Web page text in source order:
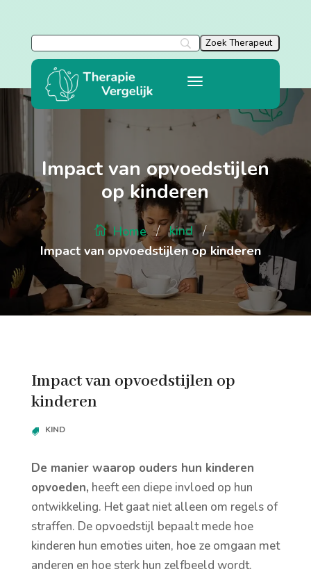
Impact van opvoedstijlen
op kinderen
Home / kind /
Impact van opvoedstijlen op kinderen
Impact van opvoedstijlen op
kinderen
KIND
De manier waarop ouders hun kinderen
opvoeden, heeft een diepe invloed op hun
ontwikkeling. Het gaat niet alleen om regels of
straffen. De opvoedstijl bepaalt mede hoe
kinderen hun emoties uiten, hoe ze omgaan met
anderen en hoe sterk hun zelfbeeld wordt.